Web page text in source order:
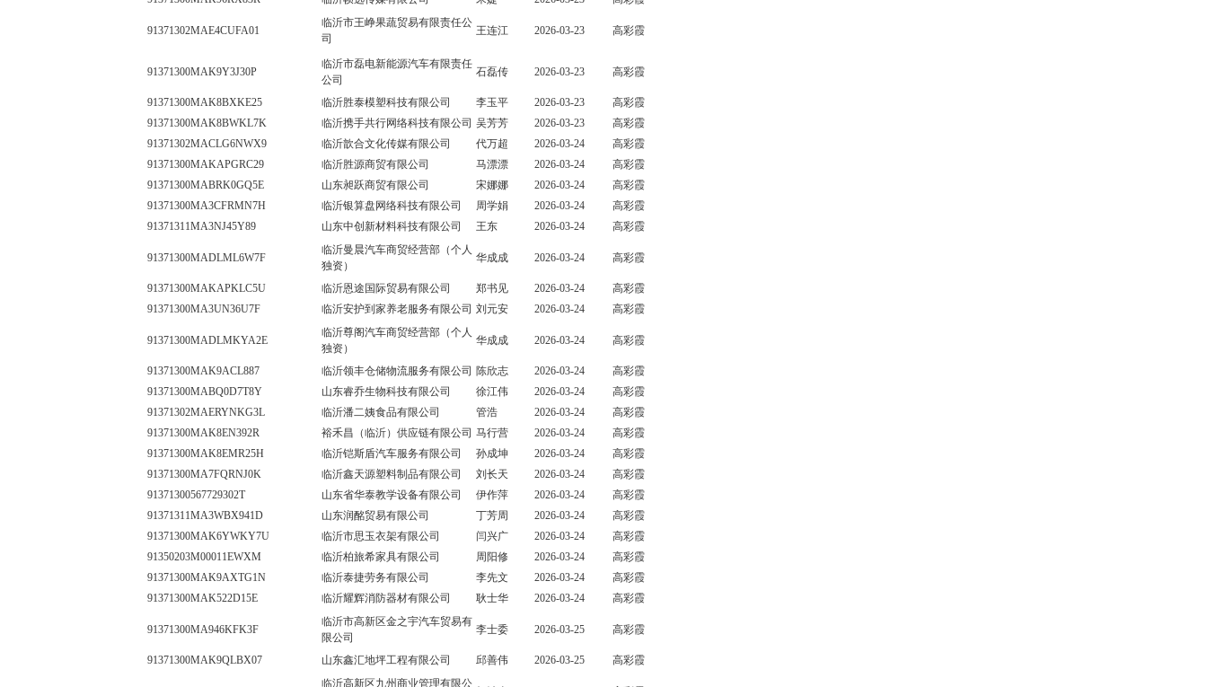
91371302MAE4CUFA01
临沂市王峥果蔬贸易有限责任公
司
王连江 2026-03-23 高彩霞
91371300MAK9Y3J30P
临沂市磊电新能源汽车有限责任
公司
石磊传 2026-03-23 高彩霞
91371300MAK8BXKE25 临沂胜泰模塑科技有限公司 李玉平 2026-03-23
高彩霞
91371300MAK8BWKL7K
临沂携手共行网络科技有限公司 吴芳芳 2026-03-23
高彩霞
91371302MACLG6NWX9
临沂歆合文化传媒有限公司 代万超 2026-03-24
高彩霞
91371300MAKAPGRC29
临沂胜源商贸有限公司 马漂漂 2026-03-24
高彩霞
91371300MABRK0GQ5E
山东昶跃商贸有限公司 宋娜娜 2026-03-24
高彩霞
91371300MA3CFRMN7H
临沂银算盘网络科技有限公司 周学娟 2026-03-24
高彩霞
91371311MA3NJ45Y89
山东中创新材料科技有限公司 王东 2026-03-24 高彩霞
91371300MADLML6W7F
临沂曼晨汽车商贸经营部（个人
独资）
华成成 2026-03-24 高彩霞
91371300MAKAPKLC5U 临沂恩途国际贸易有限公司 郑书见 2026-03-24
高彩霞
91371300MA3UN36U7F
临沂安护到家养老服务有限公司 刘元安 2026-03-24 高彩霞
91371300MADLMKYA2E
临沂尊阁汽车商贸经营部（个人
独资）
华成成 2026-03-24 高彩霞
91371300MAK9ACL887 临沂领丰仓储物流服务有限公司 陈欣志 2026-03-24
高彩霞
91371300MABQ0D7T8Y
山东睿乔生物科技有限公司 徐江伟 2026-03-24
高彩霞
91371302MAERYNKG3L
临沂潘二姨食品有限公司 管浩 2026-03-24
高彩霞
91371300MAK8EN392R
裕禾昌（临沂）供应链有限公司 马行营 2026-03-24
高彩霞
91371300MAK8EMR25H
临沂铠斯盾汽车服务有限公司 孙成坤 2026-03-24
高彩霞
91371300MA7FQRNJ0K
临沂鑫天源塑料制品有限公司 刘长天 2026-03-24
高彩霞
91371300567729302T
山东省华泰教学设备有限公司 伊作萍 2026-03-24
高彩霞
91371311MA3WBX941D
山东润酩贸易有限公司 丁芳周 2026-03-24
高彩霞
91371300MAK6YWKY7U
临沂市思玉衣架有限公司 闫兴广 2026-03-24
高彩霞
91350203M00011EWXM
临沂柏旅希家具有限公司 周阳修 2026-03-24
高彩霞
91371300MAK9AXTG1N
临沂泰捷劳务有限公司 李先文 2026-03-24
高彩霞
91371300MAK522D15E
临沂耀辉消防器材有限公司 耿士华 2026-03-24 高彩霞
91371300MA946KFK3F
临沂市高新区金之宇汽车贸易有
限公司
李士委 2026-03-25 高彩霞
91371300MAK9QLBX07 山东鑫汇地坪工程有限公司 邱善伟 2026-03-25 高彩霞
临沂高新区九州商业管理有限公